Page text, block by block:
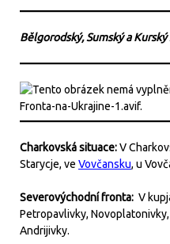
Bělgorodský, Sumský a
Charkovská situace:V
Starycje, ve Vovčansku, u
Severovýchodní fronta: V
Petropavlivky,
Andrijivky.